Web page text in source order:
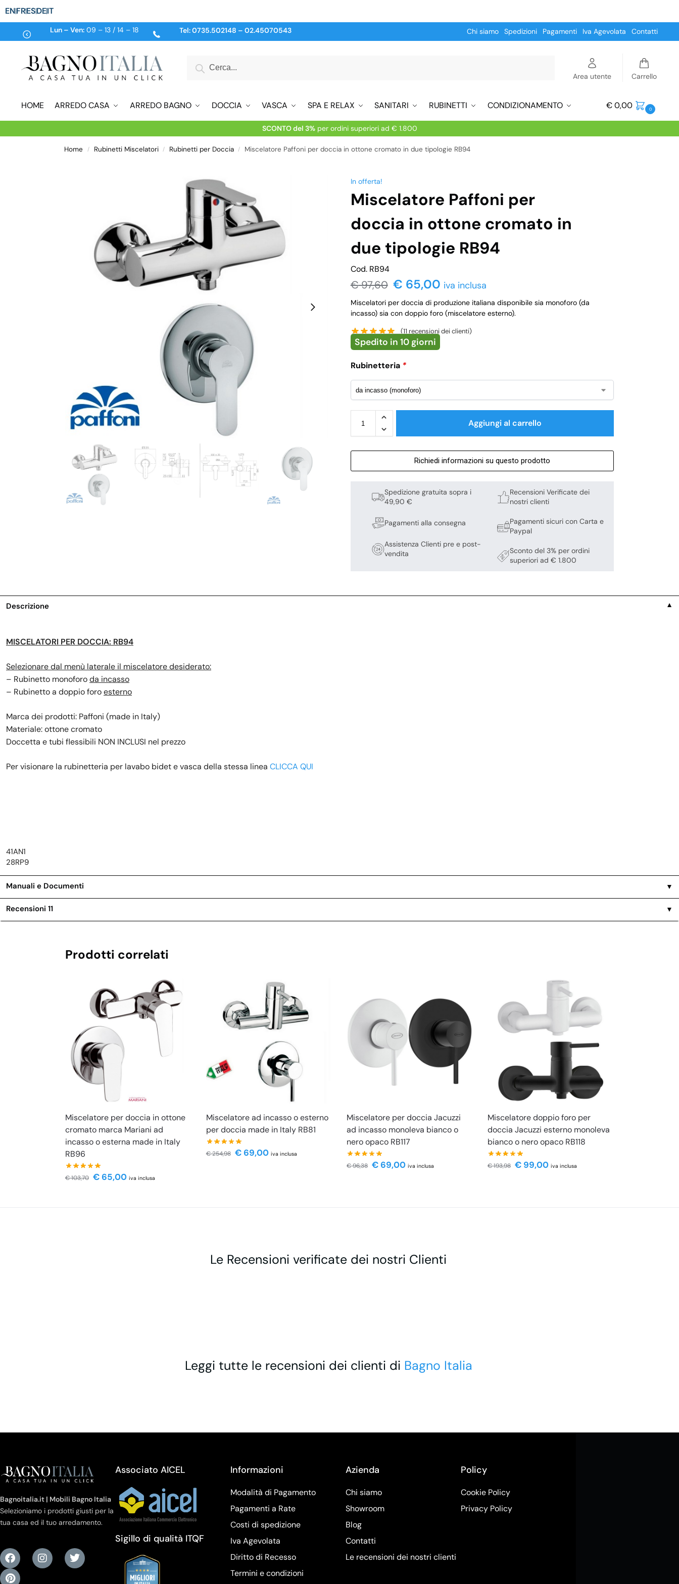
ENFRESDEIT
Lun – Ven:09 – 13 / 14 – 18 Tel:0735.502148 – 02.45070543 Chi siamo Spedizioni Pagamenti Iva Agevolata Contatti
Area utente Carrello
HOME ARREDO CASA ARREDO BAGNO DOCCIA VASCA SPA E RELAX SANITARI RUBINETTI CONDIZIONAMENTO €0,00 0
SCONTO del 3%per ordini superiori ad € 1.800
Home / Rubinetti Miscelatori / Rubinetti per Doccia / Miscelatore Paffoni per doccia in ottone cromato in due tipologie RB94
In offerta!
Miscelatore Paffoni per
doccia in ottone cromato in
due tipologie RB94
Cod. RB94
€97,60 € 65,00 iva inclusa
Miscelatori per doccia di produzione italiana disponibile sia monoforo (da
incasso) sia con doppio foro (miscelatore esterno).
(11 recensioni dei clienti)
Spedito in 10 giorni
Rubinetteria *
Aggiungi al carrello
Richiedi informazioni su questo prodotto
Spedizione gratuita sopra i
49,90 €
Pagamenti alla consegna
Assistenza Clienti pre e post-
vendita
Recensioni Verificate dei
nostri clienti
Pagamenti sicuri con Carta e
Paypal
Sconto del 3% per ordini
superiori ad € 1.800
Descrizione ▼
MISCELATORI PER DOCCIA: RB94
Selezionare dal menù laterale il miscelatore desiderato:
– Rubinetto monoforoda incasso
– Rubinettoa doppio foroesterno
Marca dei prodotti: Paffoni (made in Italy)
Materiale: ottone cromato
Doccetta e tubi flessibili NON INCLUSI nel prezzo
Per visionare la rubinetteria per lavabo bidet e vasca della stessa linea CLICCA QUI
41AN1
28RP9
Manuali e Documenti ▼
Recensioni 11 ▼
Prodotti correlati
Miscelatore per doccia in ottone
cromato marca Mariani ad
incasso o esterna made in Italy
RB96
€103,70 €65,00 iva inclusa
Miscelatore ad incasso o esterno
per doccia made in Italy RB81
€254,98 €69,00 iva inclusa
Miscelatore per doccia Jacuzzi
ad incasso monoleva bianco o
nero opaco RB117
€96,38 €69,00 iva inclusa
Miscelatore doppio foro per
doccia Jacuzzi esterno monoleva
bianco o nero opaco RB118
€193,98 € 99,00 iva inclusa
Le Recensioni verificate dei nostri Clienti
Leggi tutte le recensioni dei clienti di Bagno Italia
Bagnoitalia.it | Mobili Bagno Italia
Selezioniamo i prodotti giusti per la
tua casa ed il tuo arredamento.
Associato AICEL
Sigillo di qualità ITQF
Informazioni
Modalità di Pagamento
Pagamenti a Rate
Costi di spedizione
Iva Agevolata
Diritto di Recesso
Termini e condizioni
Azienda
Chi siamo
Showroom
Blog
Contatti
Le recensioni dei nostri clienti
Policy
Cookie Policy
Privacy Policy